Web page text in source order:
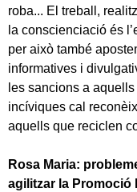
roba... El treball,
la conscienciació és
per això també
informatives i
les sancions a
incíviques cal
aquells que reciclen
Rosa Maria:
agilitzar la Promoció